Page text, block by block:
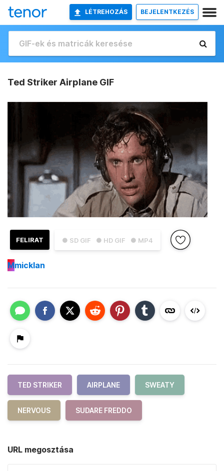
LÉTREHOZÁS BEJELENTKEZÉS
Ted Striker Airplane GIF
● SD GIF ● HD GIF ● MP4
FELIRAT
Mmicklan
TED STRIKER AIRPLANE SWEATY
NERVOUS SUDARE FREDDO
URL megosztása